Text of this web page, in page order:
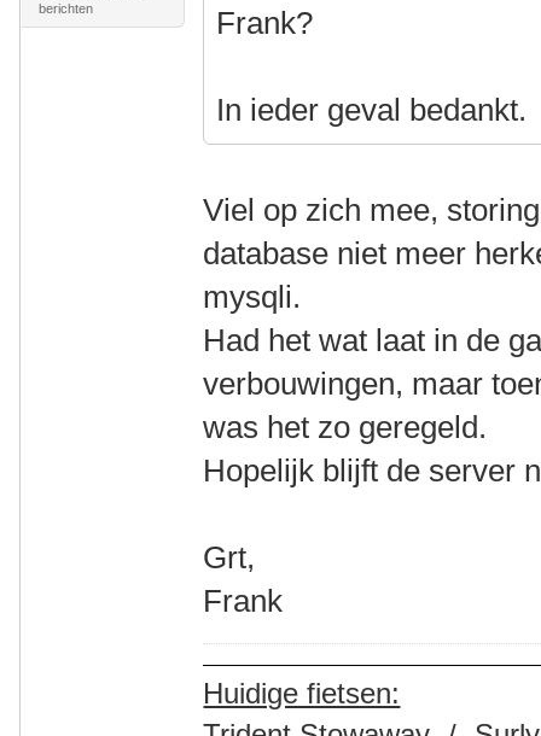
berichten
Frank?
In ieder geval bedankt.
Viel op zich mee,
database niet meer
mysqli.
Had het wat laat in de
verbouwingen, maar
was het zo geregeld.
Hopelijk blijft de server
Grt,
Frank
Huidige fietsen: